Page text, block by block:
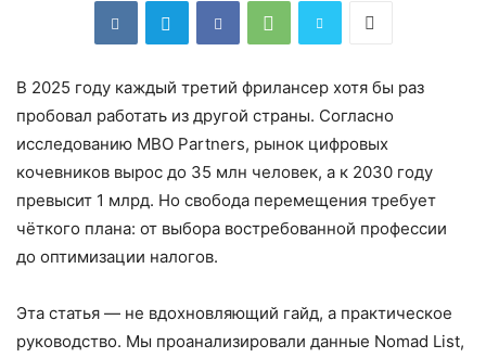
В 2025 году каждый третий фрилансер хотя бы раз
пробовал работать из другой страны. Согласно
исследованию MBO Partners, рынок цифровых
кочевников вырос до 35 млн человек, а к 2030 году
превысит 1 млрд. Но свобода перемещения требует
чёткого плана: от выбора востребованной профессии
до оптимизации налогов.
Эта статья — не вдохновляющий гайд, а практическое
руководство. Мы проанализировали данные Nomad List,